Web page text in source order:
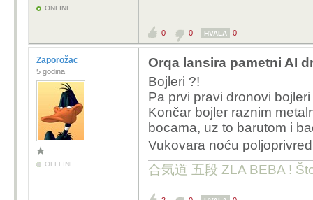
ONLINE
0 0 HVALA 0
Zaporožac
5 godina
OFFLINE
Orqa lansira pametni AI
Bojleri ?!
Pa prvi pravi dronovi
Končar bojler raznim
bocama, uz to barutom i
Vukovara noću
合気道 五段 ZLA BEBA !